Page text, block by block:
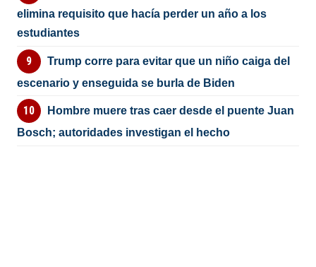
elimina requisito que hacía perder un año a los
estudiantes
Trump corre para evitar que un niño caiga del
escenario y enseguida se burla de Biden
Hombre muere tras caer desde el puente Juan
Bosch; autoridades investigan el hecho